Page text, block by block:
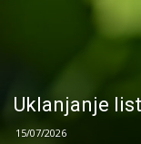
Uklanjanje
15/07/2026